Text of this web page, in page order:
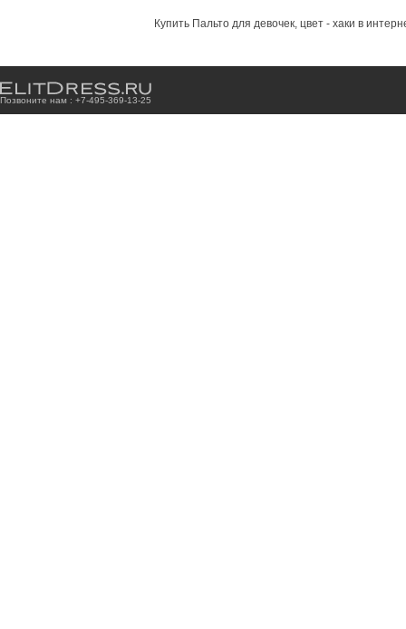
Купить Пальто для девочек, цвет - хаки в
Позвоните нам : +7-495-369-13-25